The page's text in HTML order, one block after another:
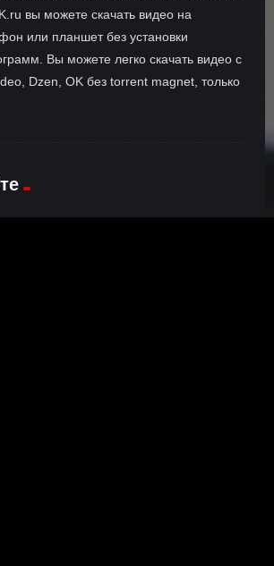
вы можете скачать видео на
или планшет без установки
Вы можете легко скачать видео с
Dzen, OK без torrent magnet, только